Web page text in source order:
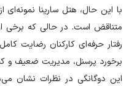
با این حال، هتل سارینا
متناقض است. در حالی که برخی از
رفتار حرفه‌ای کارکنان رضایت
برخورد پرسنل، مدیریت ضعیف و
این دوگانگی در نظرات نشان